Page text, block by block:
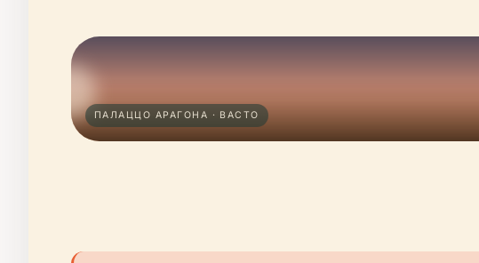
ПАЛАЦЦО АРАГОНА · ВАСТО